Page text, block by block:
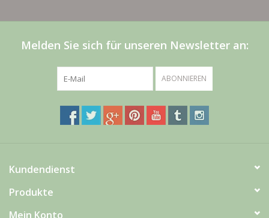
Melden Sie sich für unseren Newsletter an:
ABONNIEREN
Kundendienst
Produkte
Mein Konto